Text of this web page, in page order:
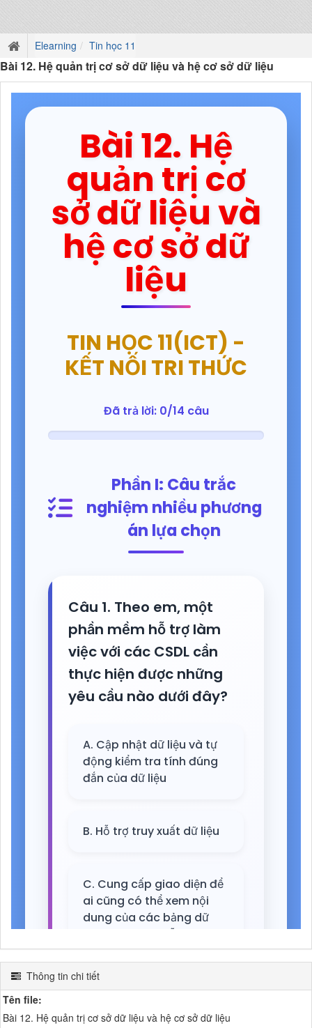
Elearning Tin học 11
Bài 12. Hệ quản trị cơ sở dữ liệu và hệ cơ sở dữ liệu
Thông tin chi tiết
Tên file:
Bài 12. Hệ quản trị cơ sở dữ liệu và hệ cơ sở dữ liệu